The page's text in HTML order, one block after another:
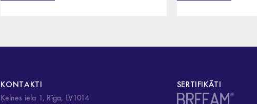
KONTAKTI
Ķelnes iela 1, Rīga, LV1014
SERTIFIKĀTI